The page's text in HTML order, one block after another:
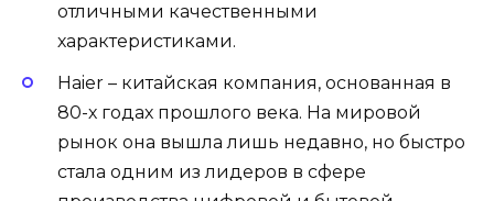
отличными качественными
характеристиками.
Haier – китайская компания, основанная в
80-х годах прошлого века. На мировой
рынок она вышла лишь недавно, но быстро
стала одним из лидеров в сфере